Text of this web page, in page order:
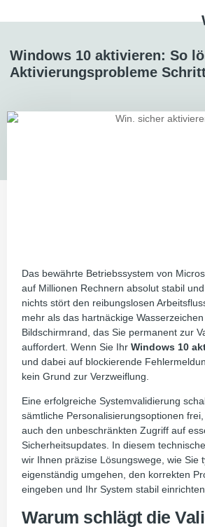
Windows 10 aktivieren: So
Aktivierungsprobleme
Das bewährte Betriebssystem von
auf Millionen Rechnern absolut stabil
nichts stört den reibungslosen
mehr als das hartnäckige
Bildschirmrand, das Sie permanent zur
auffordert. Wenn Sie Ihr Windows 10
und dabei auf blockierende
kein Grund zur Verzweiflung.
Eine erfolgreiche Systemvalidierung
sämtliche Personalisierungsoptionen
auch den unbeschränkten Zugriff auf
Sicherheitsupdates. In diesem
wir Ihnen präzise Lösungswege, wie Sie
eigenständig umgehen, den korrekten
eingeben und Ihr System stabil einrichten.
Warum schlägt die